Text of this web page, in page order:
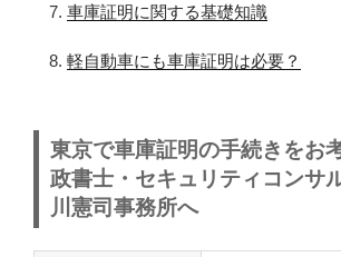
車庫証明に関する基礎知識
軽自動車にも車庫証明は必要？
東京で車庫証明の手続きをお
政書士・セキュリティコンサ
川憲司事務所へ